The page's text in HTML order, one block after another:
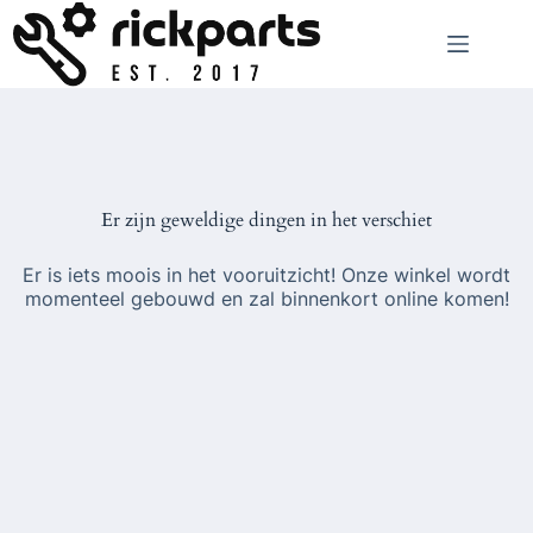
naar
de
inhoud
Er zijn geweldige dingen in het verschiet
Er is iets moois in het vooruitzicht! Onze winkel wordt
momenteel gebouwd en zal binnenkort online komen!